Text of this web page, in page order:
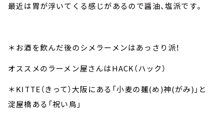
最近は胃が浮いてくる感じがあるので醤油、塩派です。
＊お酒を飲んだ後のシメラーメンはあっさり派！
オススメのラーメン屋さんはHACK（ハック）
＊KITTE（きって）大阪にある「小麦の麺(め)神(がみ)」と
淀屋橋ある「祝い鳥」